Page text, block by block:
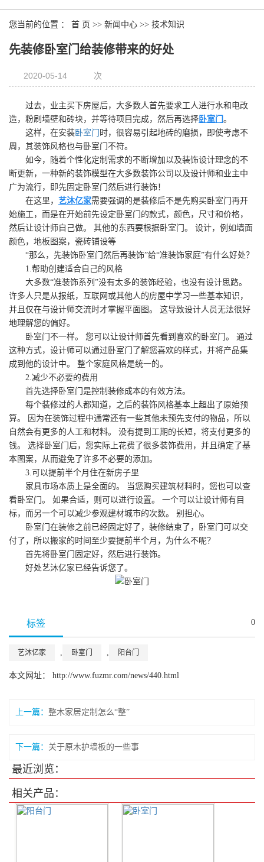
您当前的位置 ： 首 页 >> 新闻中心 >> 技术知识
先装修卧室门给装修带来的好处
2020-05-14 次
过去，业主买下房屋后，大多数人首先要求工人进行水和电改
造，粉刷墙壁和砖块，并等待项目完成，然后再选择 卧室门 。
这样，在安装卧室门
时，很容易引起地砖的磨损，即使考虑不
周，其装饰风格也与卧室门不符。
如今，随着个性化定制需求的不断增加以及装饰设计理念的不
断更新，一种新的装饰模型在大多数装饰公司以及设计师和业主中
广为流行，即先固定卧室门然后进行装饰！
在这里， 艺沐亿家需要强调的是装修后不是先购买卧室门再开
始施工，而是在开始前先设定卧室门的款式，颜色，尺寸和价格，
然后让设计师自己做。 其他的东西要根据卧室门。 设计，例如墙面
颜色，地板图案，瓷砖铺设等
“那么，先装饰卧室门然后再装饰”给“准装饰家庭”有什么好处？
1.帮助创建适合自己的风格
大多数“准装饰系列”没有太多的装饰经验，也没有设计思路。
许多人只是从报纸，互联网或其他人的房屋中学习一些基本知识，
并且仅在与设计师交流时才掌握平面图。 这导致设计人员无法很好
地理解您的偏好。
卧室门不一样。 您可以让设计师首先看到喜欢的卧室门。 通过
这种方式，设计师可以通过卧室门了解您喜欢的样式，并将产品集
成到他的设计中。 整个家庭风格是统一的。
2.减少不必要的费用
首先选择卧室门是控制装修成本的有效方法。
每个装修过的人都知道，之后的装饰风格基本上超出了原始预
算。 因为在装饰过程中通常还有一些其他未预先支付的物品，所以
自然会有更多的人工和材料。 没有提到工期的长短，将支付更多的
钱。 选择卧室门后，您实际上花费了很多装饰费用，并且确定了基
本图案，从而避免了许多不必要的添加。
3.可以提前半个月住在新房子里
家具市场本质上是全面的。 当您购买建筑材料时，您也可以查
看卧室门。 如果合适，则可以进行设置。 一个可以让设计师有目
标，而另一个可以减少参观建材城市的次数。 别担心。
卧室门在装修之前已经固定好了，装修结束了，卧室门可以交
付了，所以搬家的时间至少要提前半个月，为什么不呢？
首先将卧室门固定好，然后进行装饰。
好处艺沐亿家已经告诉您了。
标签 0
艺沐亿家 , 卧室门 , 阳台门
本文网址： http://www.fuzmr.com/news/440.html
上一篇： 整木家居定制怎么“整”
下一篇： 关于原木护墙板的一些事
最近浏览：
相关产品：